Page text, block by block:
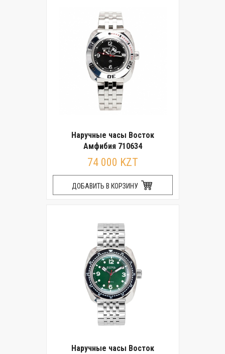
Наручные часы Восток
Амфибия 710634
74 000 KZT
ДОБАВИТЬ В КОРЗИНУ
Наручные часы Восток